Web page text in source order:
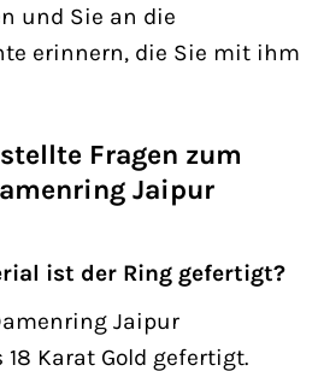
und Sie an die
erinnern, die Sie mit ihm
Fragen zum
Jaipur
ist der Ring gefertigt?
Jaipur
18 Karat Gold gefertigt.